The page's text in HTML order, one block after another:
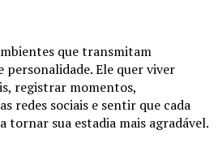
que transmitam
Ele quer viver
registrar momentos,
redes sociais e sentir que cada
tornar sua estadia mais agradável.